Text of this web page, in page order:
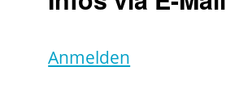
Anmelden